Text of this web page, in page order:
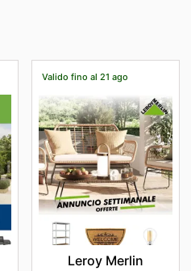
Valido fino al 21 ago
Leroy Merlin